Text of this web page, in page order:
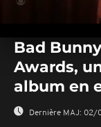
seconds
seconds
Bad
Awards,
album en
Dernière MAJ: 02/